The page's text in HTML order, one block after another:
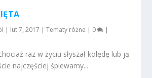
| lut 7, 2017 |Tematy różne | 0 |
raz w życiu słyszał kolędę lub ją
najczęściej śpiewamy...